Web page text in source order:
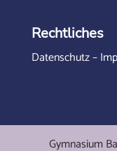
Rechtliches
Datenschutz–
Gymnasium